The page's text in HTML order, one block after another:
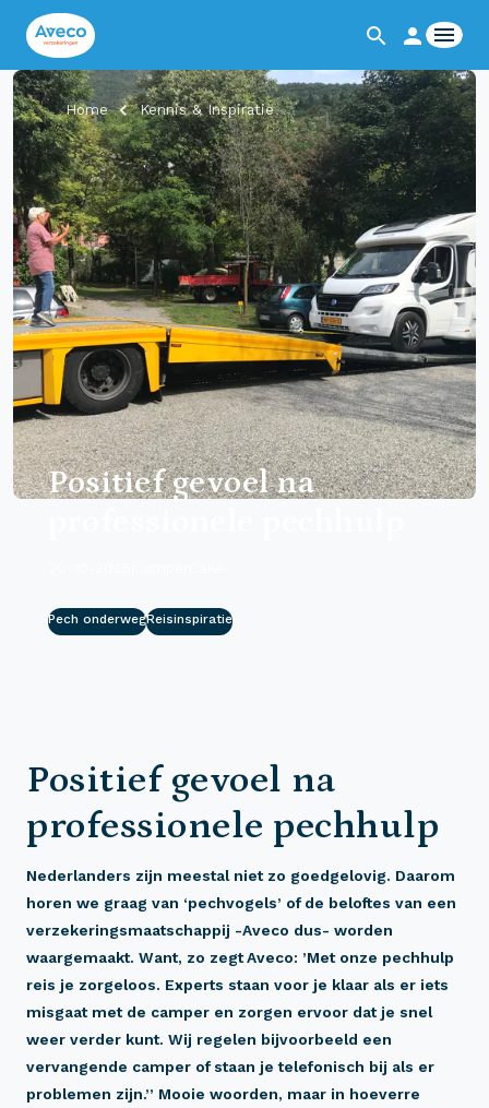
Home Kennis & Inspiratie
Positief gevoel na
Pech onderwegReisinspiratie
Positief gevoel na
professionele pechhulp
Nederlanders zijn meestal niet zo goedgelovig. Daarom
horen we graag van ‘pechvogels’ of de beloftes van een
verzekeringsmaatschappij -Aveco dus- worden
waargemaakt. Want, zo zegt Aveco: ’Met onze pechhulp
reis je zorgeloos. Experts staan voor je klaar als er iets
misgaat met de camper en zorgen ervoor dat je snel
weer verder kunt. Wij regelen bijvoorbeeld een
vervangende camper of staan je telefonisch bij als er
problemen zijn.’’ Mooie woorden, maar in hoeverre